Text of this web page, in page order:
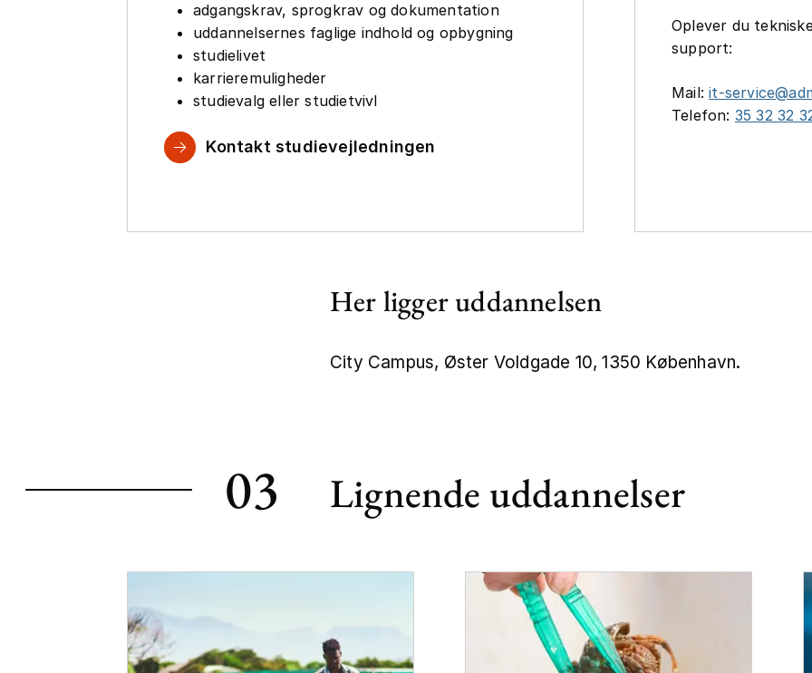
adgangskrav, sprogkrav og dokumentation
uddannelsernes faglige indhold og opbygning
studielivet
karrieremuligheder
studievalg eller studietvivl
Kontakt studievejledningen
Oplever du
support:
Mail:it-
Telefon: 35 32 32
Her ligger uddannelsen
City Campus, Øster Voldgade 10, 1350 København.
03 Lignende uddannelser